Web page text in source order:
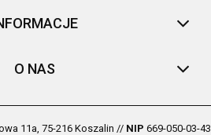
O NAS
11a, 75-216 Koszalin // NIP 669-050-03-43